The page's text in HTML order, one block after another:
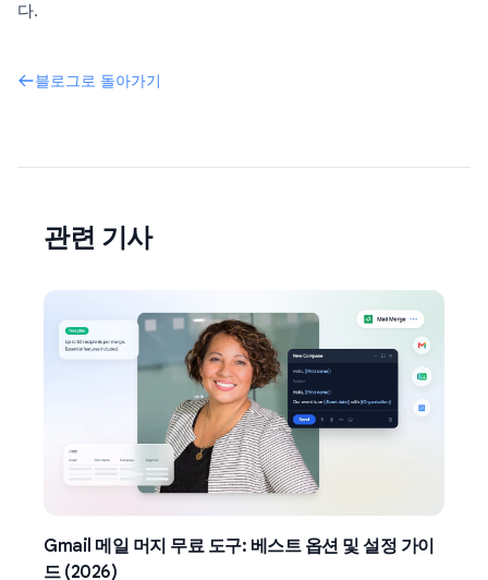
다.
블로그로 돌아가기
관련 기사
Gmail 메일 머지 무료 도구: 베스트 옵션 및 설정 가이
드 (2026)